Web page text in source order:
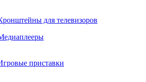
для телевизоров
приставки